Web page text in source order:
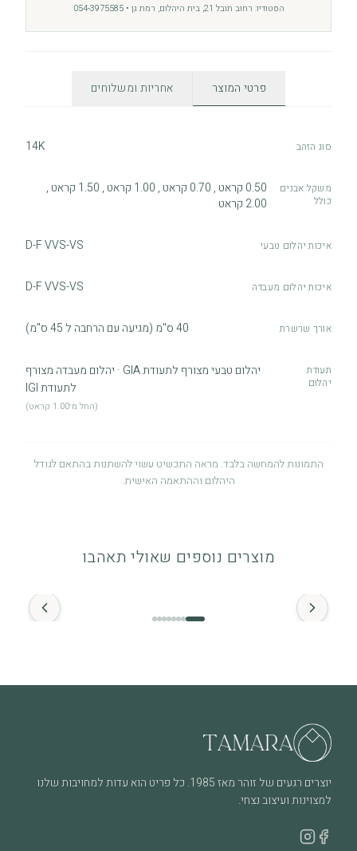
הסטודיו: רחוב תובל 21, בית היהלום, רמת גן • 054-3975585
פרטי המוצר אחריות ומשלוחים
סוג הזהב 14K
משקל אבנים
כולל
0.50 קראט , 0.70 קראט , 1.00 קראט , 1.50 קראט ,
2.00 קראט
איכות יהלום טבעי D-F VVS-VS
איכות יהלום מעבדה D-F VVS-VS
אורך שרשרת 40 ס"מ (מגיעה עם הרחבה ל 45 ס"מ)
תעודת
יהלום
יהלום טבעי מצורף לתעודת GIA · יהלום מעבדה מצורף
לתעודת IGI
(החל מ־1.00 קראט)
התמונות להמחשה בלבד. מראה התכשיט עשוי להשתנות בהתאם לגודל
היהלום וההתאמה האישית.
במדיניות האחריות.
התכשיט מיוצר מזהב איכותי (14K / 18K) ומשובץ ביהלומים טבעיים.
שימוש יומיומי עשוי לגרום לשחיקה טבעית לאורך זמן, וזה חלק
בבדיקה – אנחנו כאן.
מוצרים נוספים שאולי תאהבו
יוצרים רגעים של זוהר מאז 1985. כל פריט הוא עדות למחויבות שלנו
למצוינות ועיצוב נצחי.